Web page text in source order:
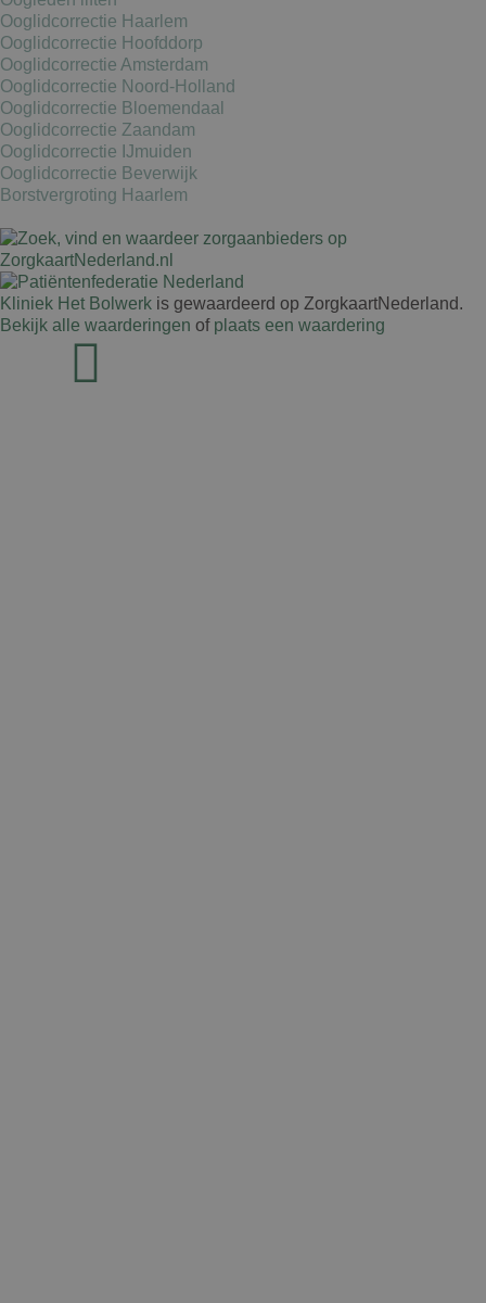
Ooglidcorrectie Haarlem
Ooglidcorrectie Hoofddorp
Ooglidcorrectie Amsterdam
Ooglidcorrectie Noord-Holland
Ooglidcorrectie Bloemendaal
Ooglidcorrectie Zaandam
Ooglidcorrectie IJmuiden
Ooglidcorrectie Beverwijk
Borstvergroting Haarlem
Kliniek Het Bolwerk is gewaardeerd op ZorgkaartNederland.
Bekijk alle waarderingen of plaats een waardering